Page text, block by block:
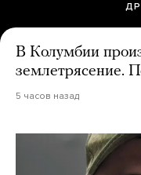
В Колумбии
землетрясение.
5 часов назад